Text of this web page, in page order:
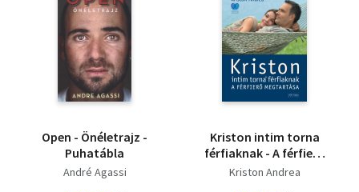
Open - Önéletrajz -
Puhatábla
André Agassi
Kriston intim torna
férfiaknak - A férfierő
megtartása - 2. kiadás
Kriston Andrea